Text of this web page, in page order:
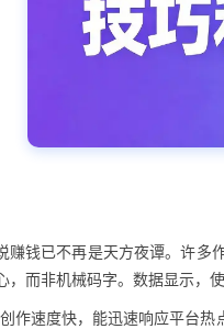
钱已不再是天方夜谭。许
而非机械码字。数据显示，
作速度快，能迅速响应平台